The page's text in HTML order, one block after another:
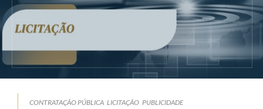
CONTRATAÇÃO PÚBLICA LICITAÇÃO PUBLICIDADE